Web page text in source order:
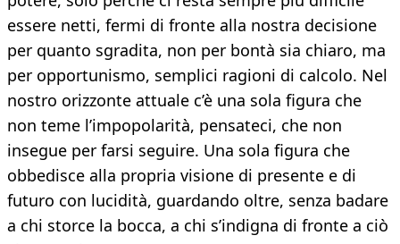
essere netti, fermi di fronte alla nostra decisione
per quanto sgradita, non per bontà sia chiaro, ma
per opportunismo, semplici ragioni di calcolo. Nel
nostro orizzonte attuale c’è una sola figura che
non teme l’impopolarità, pensateci, che non
insegue per farsi seguire. Una sola figura che
obbedisce alla propria visione di presente e di
futuro con lucidità, guardando oltre, senza badare
a chi storce la bocca, a chi s’indigna di fronte a ciò